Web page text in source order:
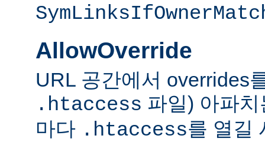
AllowOverride
URL 공간에서 overrides
.htaccess 파일) 아파
마다 .htaccess를 열길